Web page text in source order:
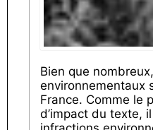
Bien que
environnementaux
France. Comme le
d’impact du texte,